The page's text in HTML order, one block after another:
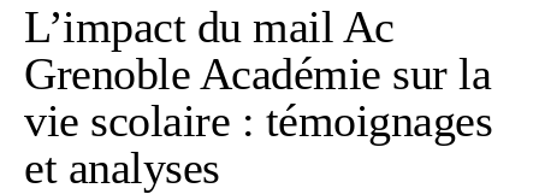
L’impact du mail Ac
Grenoble Académie sur la
vie scolaire : témoignages
et analyses